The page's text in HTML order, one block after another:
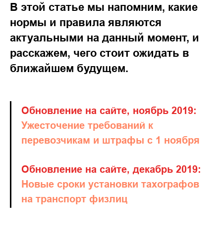
В этой статье мы напомним, какие
нормы и правила являются
актуальными на данный момент, и
расскажем, чего стоит ожидать в
ближайшем будущем.
Обновление на сайте, ноябрь 2019:
Ужесточение требований к
перевозчикам и штрафы с 1 ноября
Обновление на сайте, декабрь 2019:
Новые сроки установки тахографов
на транспорт физлиц